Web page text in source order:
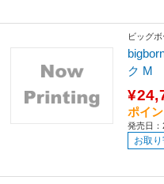
ビッグ
ク M
ポイ
発売日
お取